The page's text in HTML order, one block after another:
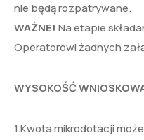
nie będą rozpatrywane.
WAŻNE! Na etapie
Operatorowi żadnych
WYSOKOŚĆ
1.Kwota mikrodotacji